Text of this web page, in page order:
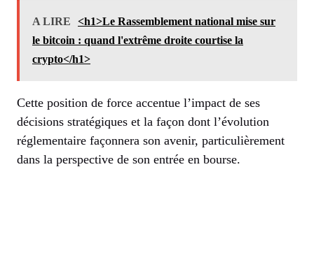
A LIRE
<h1>Le Rassemblement national mise sur
le bitcoin : quand l'extrême droite courtise la
crypto</h1>
Cette position de force accentue l’impact de ses
décisions stratégiques et la façon dont l’évolution
réglementaire façonnera son avenir, particulièrement
dans la perspective de son entrée en bourse.